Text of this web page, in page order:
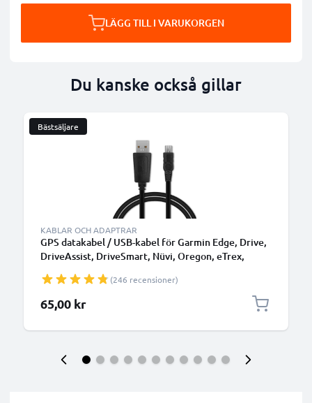
LÄGG TILL I VARUKORGEN
Du kanske också gillar
Bästsäljare
KABLAR OCH ADAPTRAR
GPS datakabel / USB-kabel för Garmin Edge, Drive,
DriveAssist, DriveSmart, Nüvi, Oregon, eTrex,
svart överföringskabel(246 recensioner)
65,00 kr